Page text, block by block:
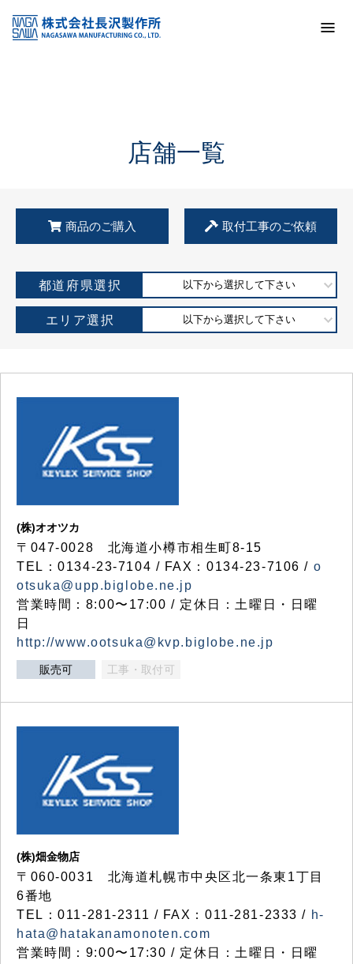
KSS加盟店・取扱店情報
店舗一覧
店舗一覧
商品のご購入 取付工事のご依頼
都道府県選択 以下から選択して下さい
エリア選択 以下から選択して下さい
(株)オオツカ
〒047-0028 北海道小樽市相生町8-15
TEL：0134-23-7104 / FAX：0134-23-7106 / o
otsuka@upp.biglobe.ne.jp
営業時間：8:00〜17:00 / 定休日：土曜日・日曜
日
http://www.ootsuka@kvp.biglobe.ne.jp
販売可 工事・取付可
(株)畑金物店
〒060-0031 北海道札幌市中央区北一条東1丁目
6番地
TEL：011-281-2311 / FAX：011-281-2333 / h-
hata@hatakanamonoten.com
営業時間：9:00〜17:30 / 定休日：土曜日・日曜